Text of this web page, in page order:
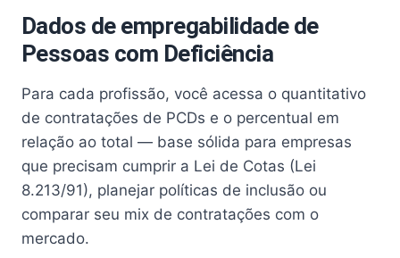
Dados de empregabilidade de
Pessoas com Deficiência
Para cada profissão, você acessa o quantitativo
de contratações de PCDs e o percentual em
relação ao total — base sólida para empresas
que precisam cumprir a Lei de Cotas (Lei
8.213/91), planejar políticas de inclusão ou
comparar seu mix de contratações com o
mercado.